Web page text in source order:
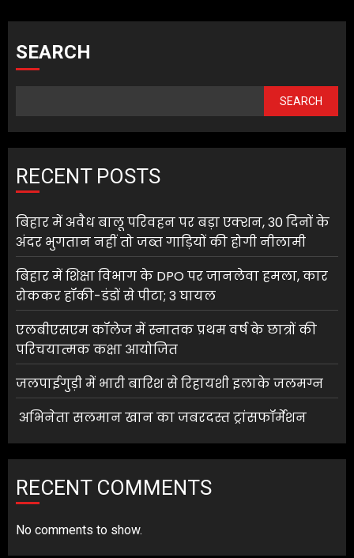
SEARCH
SEARCH
RECENT POSTS
बिहार में अवैध बालू परिवहन पर बड़ा एक्शन, 30 दिनों के
अंदर भुगतान नहीं तो जब्त गाड़ियों की होगी नीलामी
बिहार में शिक्षा विभाग के DPO पर जानलेवा हमला, कार
रोककर हॉकी-डंडों से पीटा; 3 घायल
एलबीएसएम कॉलेज में स्नातक प्रथम वर्ष के छात्रों की
परिचयात्मक कक्षा आयोजित
जलपाईगुड़ी में भारी बारिश से रिहायशी इलाके जलमग्न
अभिनेता सलमान खान का जबरदस्त ट्रांसफॉर्मेशन
RECENT COMMENTS
No comments to show.